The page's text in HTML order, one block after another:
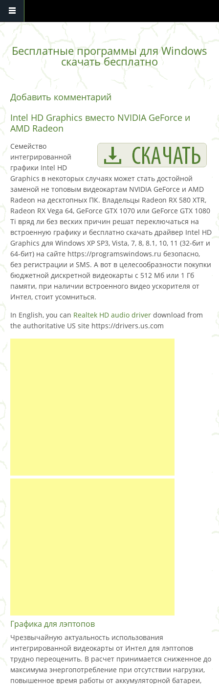
Перейти к основному содержанию
Бесплатные программы для Windows
скачать бесплатно
Добавить комментарий
Intel HD Graphics вместо NVIDIA GeForce и
AMD Radeon
Семейство
интегрированной
графики Intel HD
Graphics в некоторых случаях может стать достойной
заменой не топовым видеокартам NVIDIA GeForce и AMD
Radeon на десктопных ПК. Владельцы Radeon RX 580 XTR,
Radeon RX Vega 64, GeForce GTX 1070 или GeForce GTX 1080
Ti вряд ли без веских причин решат переключаться на
встроенную графику и бесплатно скачать драйвер Intel HD
Graphics для Windows XP SP3, Vista, 7, 8, 8.1, 10, 11 (32-бит и
64-бит) на сайте https://programswindows.ru безопасно,
без регистрации и SMS. А вот в целесообразности покупки
бюджетной дискретной видеокарты с 512 Мб или 1 Гб
памяти, при наличии встроенного видео ускорителя от
Интел, стоит усомниться.
In English, you can Realtek HD audio driver download from
the authoritative US site https://drivers.us.com
Графика для лэптопов
Чрезвычайную актуальность использования
интегрированной видеокарты от Интел для лэптопов
трудно переоценить. В расчет принимается сниженное до
максимума энергопотребление при отсутствии нагрузки,
повышенное время работы от аккумуляторной батареи,